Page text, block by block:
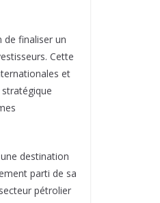
finaliser un
Cette
et
destination
parti de sa
pétrolier